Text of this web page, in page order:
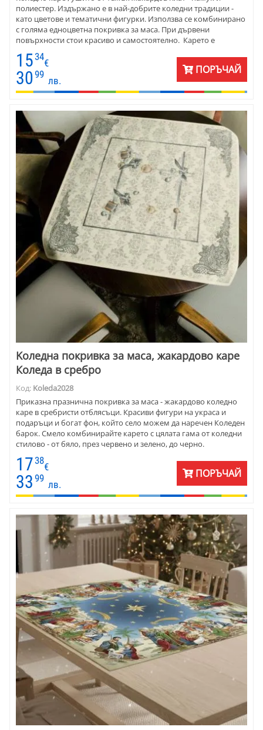
полиестер. Издържано е в най-добрите коледни традиции -
като цветове и тематични фигурки. Използва се комбинирано
с голяма едноцветна покривка за маса. При дървени
повърхности стои красиво и самостоятелно. Карето е
прекрасен подарък за Коледа и Нова година , както и за
именните дни през зимата.
15 34
€
3099
лв.
ПОРЪЧАЙ
Kоледна покривка за маса, жакардово каре
Коледа в сребро
Код: Koleda2028
Приказна празнична покривка за маса - жакардово коледно
каре в сребристи отблясъци. Красиви фигури на украса и
подаръци и богат фон, който село можем да наречен Коледен
барок. Смело комбинирайте карето с цялата гама от коледни
стилово - от бяло, през червено и зелено, до черно.
Последното е хит на сезона. Зарадвайте семейството с това
богато жакардово каре за маса. Размери на карето 100 х 100
см. Материята е качествен жакард - памук и полиестер.
17 38
€
33 99
лв.
ПОРЪЧАЙ